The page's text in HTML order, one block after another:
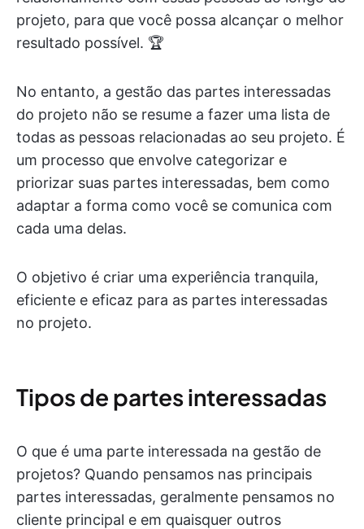
projeto, para que você possa alcançar o melhor
resultado possível. 🏆
No entanto, a gestão das partes interessadas
do projeto não se resume a fazer uma lista de
todas as pessoas relacionadas ao seu projeto. É
um processo que envolve categorizar e
priorizar suas partes interessadas, bem como
adaptar a forma como você se comunica com
cada uma delas.
O objetivo é criar uma experiência tranquila,
eficiente e eficaz para as partes interessadas
no projeto.
Tipos de partes interessadas
O que é uma parte interessada na gestão de
projetos? Quando pensamos nas principais
partes interessadas, geralmente pensamos no
cliente principal e em quaisquer outros